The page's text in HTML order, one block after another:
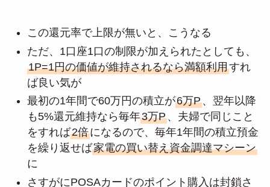
この還元率で上限が無いと、こうなる
ただ、1口座1口の制限が加えられたとしても、
1P=1円の価値が維持されるなら満額利用すれ
ば良い気が
最初の1年間で60万円の積立が6万P、翌年以降
も5%還元維持なら毎年3万P、夫婦で同じこと
をすれば2倍になるので、毎年1年間の積立預金
を繰り返せば家電の買い替え資金調達マシーン
に
さすがにPOSAカードのポイント購入は封鎖さ